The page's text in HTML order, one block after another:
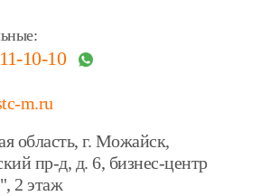
10-10
m.ru
область, г. Можайск,
пр-д, д. 6, бизнес-центр
2 этаж